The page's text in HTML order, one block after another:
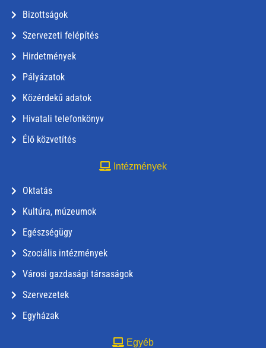
Bizottságok
Szervezeti felépítés
Hirdetmények
Pályázatok
Közérdekű adatok
Hivatali telefonkönyv
Élő közvetítés
Intézmények
Oktatás
Kultúra, múzeumok
Egészségügy
Szociális intézmények
Városi gazdasági társaságok
Szervezetek
Egyházak
Egyéb